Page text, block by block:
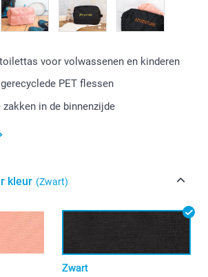
voor volwassenen en kinderen
PET flessen
in de binnenzijde
kleur (Zwart)
Zwart